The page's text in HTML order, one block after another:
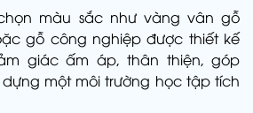
màu sắc như vàng vân gỗ
gỗ công nghiệp được thiết kế
giác ấm áp, thân thiện, góp
một môi trường học tập tích